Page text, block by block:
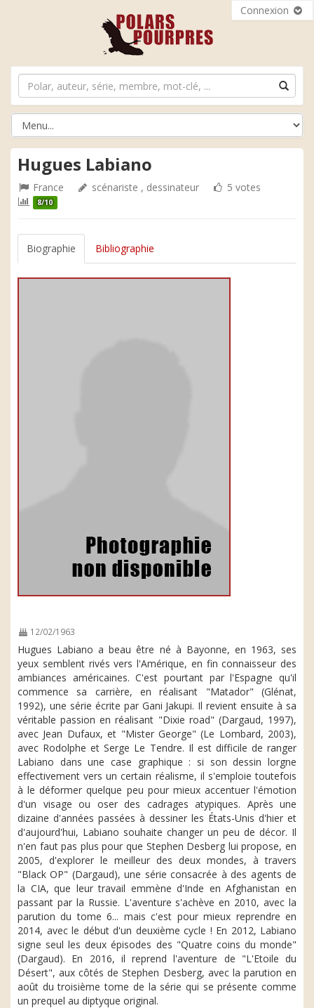
Connexion
Hugues Labiano
France scénariste , dessinateur 5 votes
8/10
Biographie Bibliographie
12/02/1963
Hugues Labiano a beau être né à Bayonne, en 1963, ses
yeux semblent rivés vers l'Amérique, en fin connaisseur des
ambiances américaines. C'est pourtant par l'Espagne qu'il
commence sa carrière, en réalisant "Matador" (Glénat,
1992), une série écrite par Gani Jakupi. Il revient ensuite à sa
véritable passion en réalisant "Dixie road" (Dargaud, 1997),
avec Jean Dufaux, et "Mister George" (Le Lombard, 2003),
avec Rodolphe et Serge Le Tendre. Il est difficile de ranger
Labiano dans une case graphique : si son dessin lorgne
effectivement vers un certain réalisme, il s'emploie toutefois
à le déformer quelque peu pour mieux accentuer l'émotion
d'un visage ou oser des cadrages atypiques. Après une
dizaine d'années passées à dessiner les États-Unis d'hier et
d'aujourd'hui, Labiano souhaite changer un peu de décor. Il
n'en faut pas plus pour que Stephen Desberg lui propose, en
2005, d'explorer le meilleur des deux mondes, à travers
"Black OP" (Dargaud), une série consacrée à des agents de
la CIA, que leur travail emmène d'Inde en Afghanistan en
passant par la Russie. L'aventure s'achève en 2010, avec la
parution du tome 6... mais c'est pour mieux reprendre en
2014, avec le début d'un deuxième cycle ! En 2012, Labiano
signe seul les deux épisodes des "Quatre coins du monde"
(Dargaud). En 2016, il reprend l'aventure de "L'Etoile du
Désert", aux côtés de Stephen Desberg, avec la parution en
août du troisième tome de la série qui se présente comme
un prequel au diptyque original.